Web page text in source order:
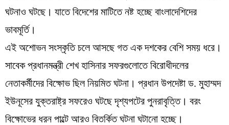
ঘটনাও ঘটছে। যাতে বিদেশের মাটিতে নষ্ট হচ্ছে বাংলাদেশিদের
ভাবমূর্তি।
এই অশোভন সংস্কৃতি চলে আসছে গত এক দশকের বেশি সময় ধরে।
সাবেক প্রধানমন্ত্রী শেখ হাসিনার সফরগুলোতে বিরোধীদলের
নেতাকর্মীদের বিক্ষোভ ছিল নিয়মিত ঘটনা। প্রধান উপদেষ্টা ড. মুহাম্মদ
ইউনূসের যুক্তরাষ্ট্র সফরেও ঘটছে দৃশ্যপটের পুনরাবৃত্তি। বরং
বিক্ষোভের ধরন পাল্টে আরও বিতর্কিত ঘটনা ঘটানো হচ্ছে।